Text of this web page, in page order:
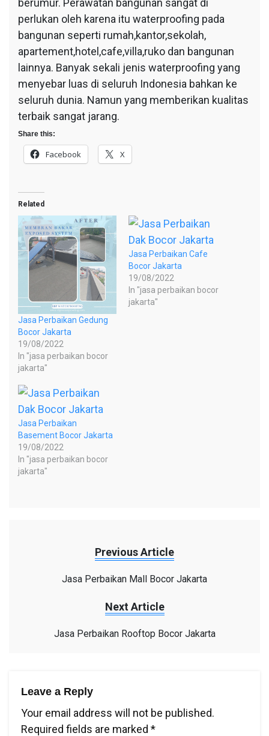
berumur. Perawatan bangunan sangat di
perlukan oleh karena itu waterproofing pada
bangunan seperti rumah,kantor,sekolah,
apartement,hotel,cafe,villa,ruko dan bangunan
lainnya. Banyak sekali jenis waterproofing yang
menyebar luas di seluruh Indonesia bahkan ke
seluruh dunia. Namun yang memberikan kualitas
terbaik sangat jarang.
Share this:
Facebook X
Related
Jasa Perbaikan Gedung
Bocor Jakarta
19/08/2022
In "jasa perbaikan bocor
jakarta"
Jasa Perbaikan Cafe
Bocor Jakarta
19/08/2022
In "jasa perbaikan bocor
jakarta"
Jasa Perbaikan
Basement Bocor Jakarta
19/08/2022
In "jasa perbaikan bocor
jakarta"
Previous Article
Jasa Perbaikan Mall Bocor Jakarta
Next Article
Jasa Perbaikan Rooftop Bocor Jakarta
Leave a Reply
Your email address will not be published.
Required fields are marked *